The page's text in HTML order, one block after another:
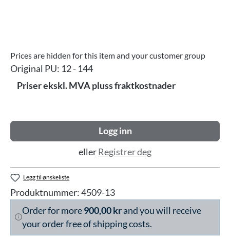
Prices are hidden for this item and your customer group
Original PU: 12 - 144
Priser ekskl. MVA pluss fraktkostnader
Logg inn
ellerRegistrer deg
Legg til ønskeliste
Produktnummer:4509-13
Order for more900,00 krand you will receive
your order free of shipping costs.